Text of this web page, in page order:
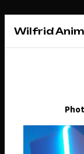
Wilfrid